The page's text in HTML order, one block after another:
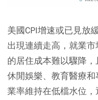
美國CPI增速或已見放
出現連續走高，就業
的居住成本難以驟降
休閒娛樂、教育醫療
業率維持在低檔水位